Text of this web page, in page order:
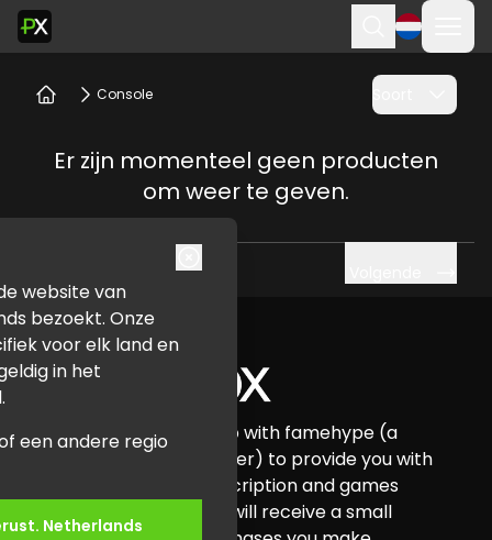
Console
Er zijn momenteel geen producten
om weer te geven.
Footer
Pure Xbox has teamed up with famehype (a
certified Xbox Card reseller) to provide you with
all your Xbox credit, subscription and games
buying needs. Pure Xbox will receive a small
website van
bezoekt. Onze
voor elk land en
in het
een andere regio
Netherlands